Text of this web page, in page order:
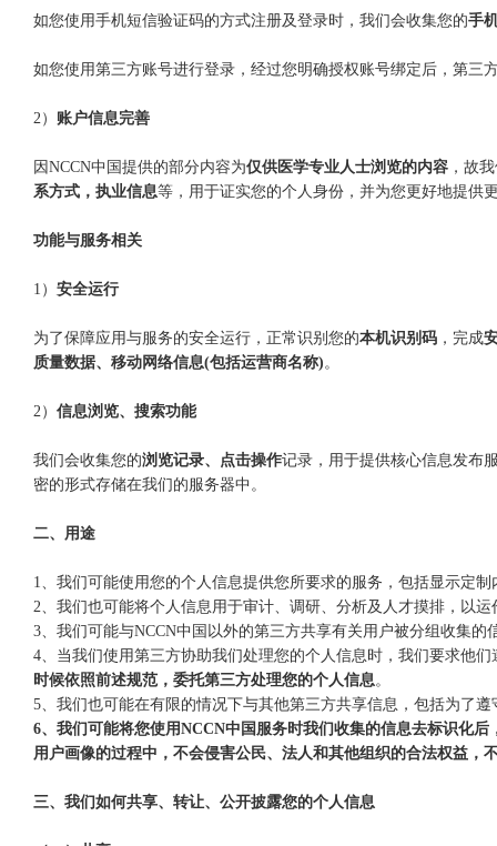
如您使用手机短信验证码的方式注册及登录时，我们会收集您的手
如您使用第三方账号进行登录，经过您明确授权账号绑定后，第三
2） 账户信息完善
因NCCN中国提供的部分内容为仅供医学专业人士浏览的内容 ，故
系方式，执业信息等，用于证实您的个人身份，并为您更好地提供
功能与服务相关
1） 安全运行
为了保障应用与服务的安全运行，正常识别您的本机识别码 ，完成
质量数据、移动网络信息(包括运营商名称) 。
2） 信息浏览、搜索功能
我们会收集您的浏览记录、点击操作记录，用于提供核心信息发布
密的形式存储在我们的服务器中。
二、用途
1、我们可能使用您的个人信息提供您所要求的服务，包括显示定
2、我们也可能将个人信息用于审计、调研、分析及人才摸排，以
3、我们可能与NCCN中国以外的第三方共享有关用户被分组收集
4、当我们使用第三方协助我们处理您的个人信息时，我们要求他
时候依照前述规范，委托第三方处理您的个人信息 。
5、我们也可能在有限的情况下与其他第三方共享信息，包括为了
6、我们可能将您使用NCCN中国服务时我们收集的信息去标识化
用户画像的过程中，不会侵害公民、法人和其他组织的合法权益，
三、我们如何共享、转让、公开披露您的个人信息